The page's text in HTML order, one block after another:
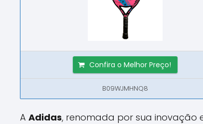
Confira o Melhor Preço!
B09WJMHNQ8
A Adidas, renomada por sua inovação